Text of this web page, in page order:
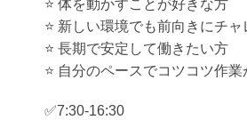
⭐️ 体を動かすことが好きな方
⭐️ 新しい環境でも前向きにチ
⭐️ 長期で安定して働きたい方
⭐️ 自分のペースでコツコツ作
✅7:30-16:30